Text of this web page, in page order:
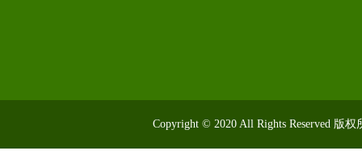
Copyright © 2020 All Rights Reserved 版